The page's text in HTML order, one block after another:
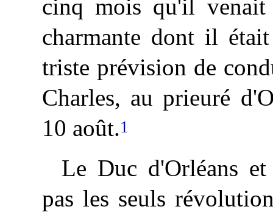
cinq mois qu'il venait
charmante dont il
triste prévision de
Charles, au prieuré
10 août.1
Le Duc d'Orléans
pas les seuls